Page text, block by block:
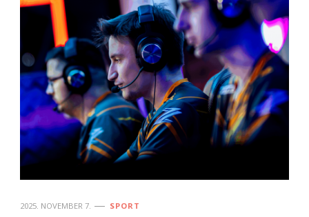
2025. NOVEMBER 7. SPORT